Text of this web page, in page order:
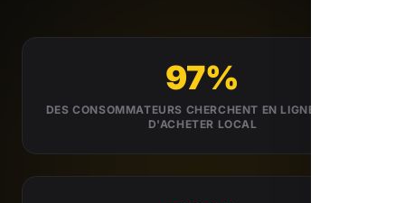
97%
DES CONSOMMATEURS CHERCHENT EN LIGNE AVANT
D'ACHETER LOCAL